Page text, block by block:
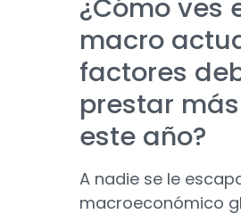
¿Cómo ves
macro
factores
prestar
este año?
A nadie se le
macroeconómico